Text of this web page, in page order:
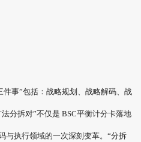
件事”包括：战略规划、战略解码、战
分拆对”不仅是 BSC平衡计分卡落地
与执行领域的一次深刻变革。“分拆